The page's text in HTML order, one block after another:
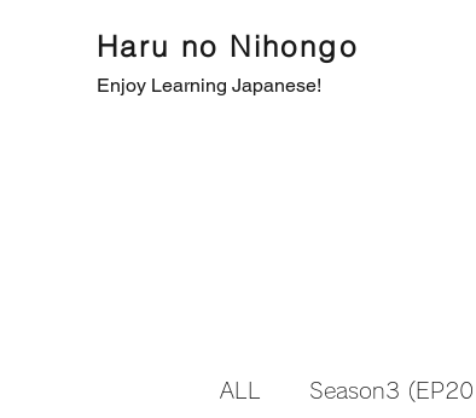
Haru no Nihongo
Enjoy Learning Japanese!
ALL Season3